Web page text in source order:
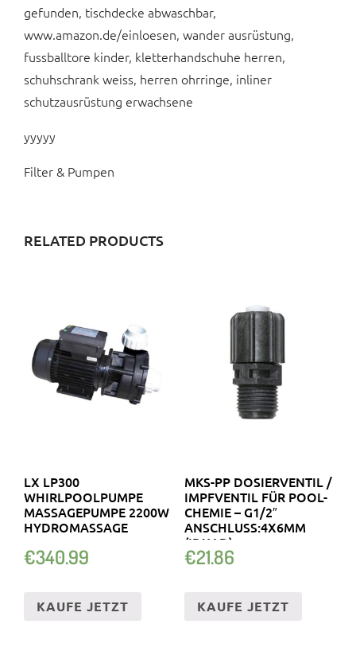
gefunden, tischdecke abwaschbar,
www.amazon.de/einloesen, wander ausrüstung,
fussballtore kinder, kletterhandschuhe herren,
schuhschrank weiss, herren ohrringe, inliner
schutzausrüstung erwachsene
yyyyy
Filter & Pumpen
RELATED PRODUCTS
LX LP300
WHIRLPOOLPUMPE
MASSAGEPUMPE 2200W
HYDROMASSAGE
€340.99
KAUFE JETZT
MKS-PP DOSIERVENTIL /
IMPFVENTIL FÜR POOL-
CHEMIE – G1/2″
ANSCHLUSS:4X6MM
(IDXAD)
€21.86
KAUFE JETZT